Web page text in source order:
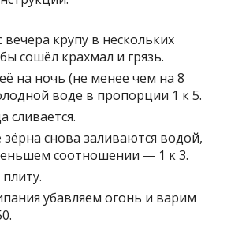
крупу в нескольких
сошёл крахмал и грязь.
на ночь (не менее чем на 8
воде в пропорции 1 к 5.
сливается.
зёрна снова заливаются водой,
соотношении — 1 к 3.
убавляем огонь и варим